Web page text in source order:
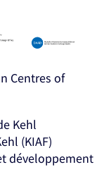
Centres of
Kehl
(KIAF)
développement